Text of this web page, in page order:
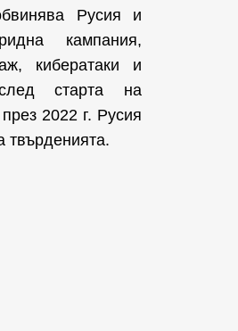
Русия и
кампания,
кибератаки и
старта на
2022 г. Русия
твърденията.